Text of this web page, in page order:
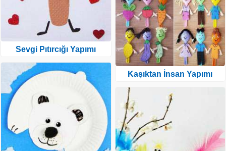
Sevgi Pıtırcığı Yapımı
Kaşıktan İnsan Yapımı